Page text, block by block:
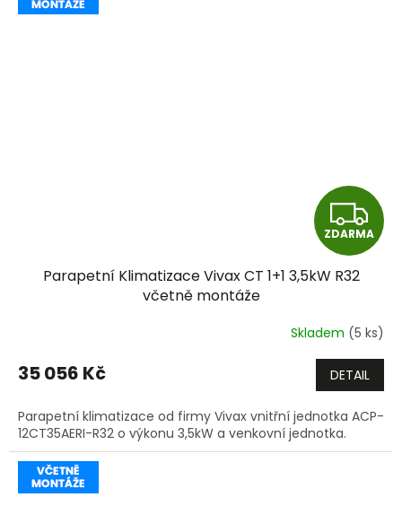
Z
D
R
M
A
ZDARMA
Parapetní Klimatizace Vivax CT 1+1 3,5kW R32
včetně montáže
Skladem (5 ks)
35 056 Kč DETAIL
Parapetní klimatizace od firmy Vivax vnitřní jednotka ACP-
12CT35AERI-R32 o výkonu 3,5kW a venkovní jednotka.